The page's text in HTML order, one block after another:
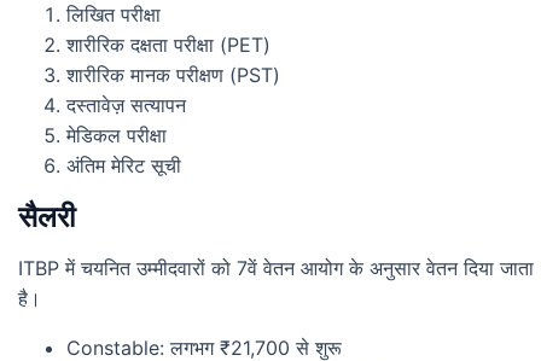
लिखित परीक्षा
शारीरिक दक्षता परीक्षा (PET)
शारीरिक मानक परीक्षण (PST)
दस्तावेज़ सत्यापन
मेडिकल परीक्षा
अंतिम मेरिट सूची
सैलरी
ITBP में चयनित उम्मीदवारों को 7वें वेतन आयोग के अनुसार वेतन दिया जाता
है।
Constable: लगभग ₹21,700 से शुरू